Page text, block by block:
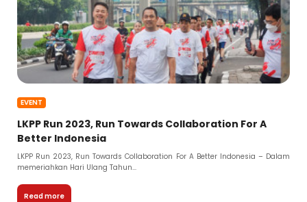
EVENT
LKPP Run 2023, Run Towards Collaboration For A
Better Indonesia
LKPP Run 2023, Run Towards Collaboration For A Better Indonesia – Dalam
memeriahkan Hari Ulang Tahun...
Read more